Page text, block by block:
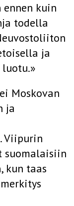
kuin
todella
ja
Moskovan
ja
Viipurin
suomalaisiin
kun taas